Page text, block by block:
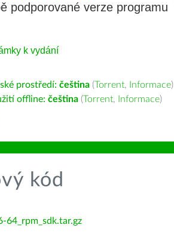
podporované verze programu
k vydání
prostředí: čeština (Torrent, Informace)
offline: čeština (Torrent, Informace)
kód
64_rpm_sdk.tar.gz